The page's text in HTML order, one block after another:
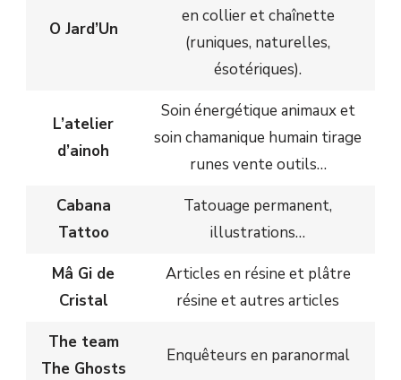
O Jard’Un
en collier et chaînette
(runiques, naturelles,
ésotériques).
L’atelier
d’ainoh
Soin énergétique animaux et
soin chamanique humain tirage
runes vente outils…
Cabana
Tattoo
Tatouage permanent,
illustrations…
Mâ Gi de
Cristal
Articles en résine et plâtre
résine et autres articles
The team
The Ghosts
Enquêteurs en paranormal